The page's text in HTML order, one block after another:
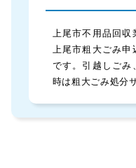
上尾市不用品回収
上尾市粗大ごみ申
です。引越しごみ
時は粗大ごみ処分